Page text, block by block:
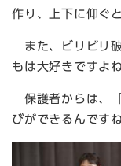
作り、上下に仰ぐ
また、ビリビリ
もは大好きですよね
保護者からは、
びができるんです